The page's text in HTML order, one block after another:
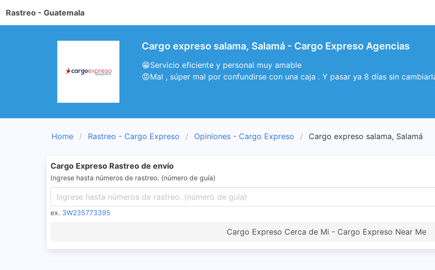
Rastreo - Guatemala
Cargo expreso salama, Salamá - Cargo Expreso Agencias
😁Servicio eficiente y personal muy amable
😡Mal , súper mal por confundirse con una caja . Y pasar ya 8 días sin
Home Rastreo - Cargo Expreso Opiniones - Cargo Expreso Cargo expreso salama, Salamá
Cargo Expreso Rastreo de envío
Ingrese hasta números de rastreo. (número de guía)
ex. 3W235773395
Cargo Expreso Cerca de Mi - Cargo Expreso Near Me